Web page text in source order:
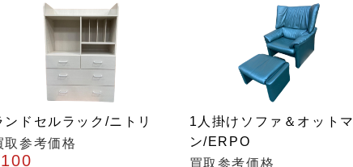
ンドセルラック/ニトリ
取参考価格
1人掛けソファ＆オットマ
ン/ERPO
買取参考価格